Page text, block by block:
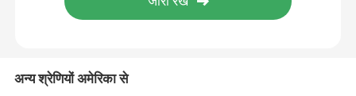
पर्किन्स स्पेयर पार्ट्स
अन्य श्रेणियों अमेरिका से